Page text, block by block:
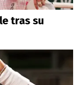
tras su